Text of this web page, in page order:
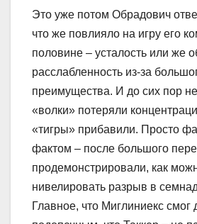
Это уже потом Обрадович
что же повлияло на игру его
половине – усталость или же
расслабленность из-за
преимущества. И до сих пор
«волки» потеряли
«тигры» прибавили. Просто
фактом – после большого
продемонстрировали, как
нивелировать разрыв в
Главное, что Миглиниекс смог